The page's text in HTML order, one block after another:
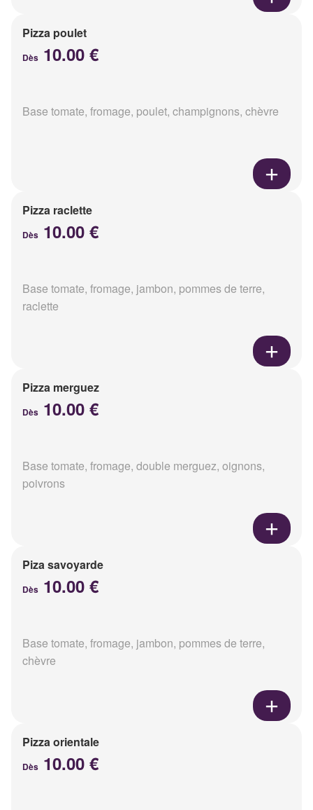
Pizza poulet
Dès 10.00 €
Base tomate, fromage, poulet, champignons, chèvre
Pizza raclette
Dès 10.00 €
Base tomate, fromage, jambon, pommes de terre,
raclette
Pizza merguez
Dès 10.00 €
Base tomate, fromage, double merguez, oignons,
poivrons
Piza savoyarde
Dès 10.00 €
Base tomate, fromage, jambon, pommes de terre,
chèvre
Pizza orientale
Dès 10.00 €